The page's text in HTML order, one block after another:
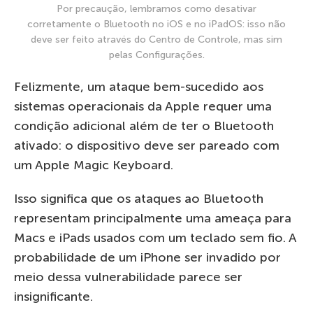
Por precaução, lembramos como desativar
corretamente o Bluetooth no iOS e no iPadOS: isso não
deve ser feito através do Centro de Controle, mas sim
pelas Configurações.
Felizmente, um ataque bem-sucedido aos
sistemas operacionais da Apple requer uma
condição adicional além de ter o Bluetooth
ativado: o dispositivo deve ser pareado com
um Apple Magic Keyboard.
Isso significa que os ataques ao Bluetooth
representam principalmente uma ameaça para
Macs e iPads usados com um teclado sem fio. A
probabilidade de um iPhone ser invadido por
meio dessa vulnerabilidade parece ser
insignificante.